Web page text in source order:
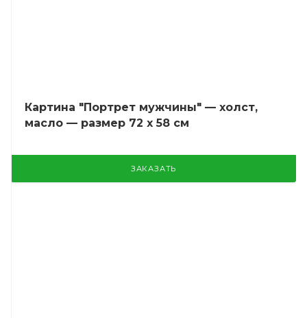
Картина "Портрет мужчины" — холст,
масло — размер 72 х 58 см
ЗАКАЗАТЬ